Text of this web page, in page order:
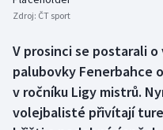
Box
Curling
Zdroj: ČT sport
V prosinci se postarali
palubovky Fenerbahce
v ročníku Ligy mistrů.
volejbalisté přivítají